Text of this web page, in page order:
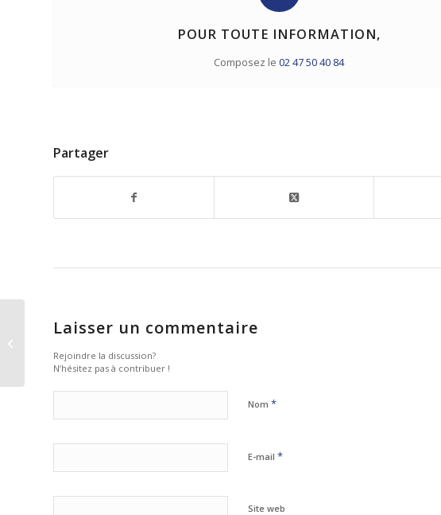
POUR TOUTE INFORMATION,
Composez le02 47 50 40 84
Partager
Laisser un commentaire
Rejoindre la discussion?
N’hésitez pas à contribuer !
Nom *
E-mail *
Site web
Très belles fêtes de fin
d’années à tous !